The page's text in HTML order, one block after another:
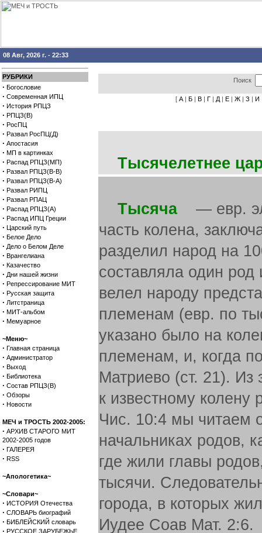
08 Авг, 2026 г. - 22:33
РУБРИКИ
· Богословие
· Современная ИПЦ
· История РПЦЗ
· РПЦЗ(В)
· РосПЦ
· Развал РосПЦ(Д)
· Апостасия
· МП в картинках
· Распад РПЦЗ(МП)
· Развал РПЦЗ(В-В)
· Развал РПЦЗ(В-А)
· Развал РИПЦ
· Развал РПАЦ
· Распад РПЦЗ(А)
· Распад ИПЦ Греции
· Царский путь
· Белое Дело
· Дело о Белом Деле
· Врангелиана
· Казачество
· Дни нашей жизни
· Репрессирование МИТ
· Русская защита
· Литстраница
· МИТ-альбом
· Мемуарное
~Меню~
· Главная страница
· Администратор
· Выход
· Библиотека
· Состав РПЦЗ(В)
· Обзоры
· Новости
МЕЧ и ТРОСТЬ 2002-2005:
· АРХИВ СТАРОГО МИТ
2002-2005 годов
· ГАЛЕРЕЯ
· RSS
~Апологетика~
~Словари~
· ИСТОРИЯ Отечества
· СЛОВАРЬ биографий
· БИБЛЕЙСКИЙ словарь
· РУССКОЕ ЗАРУБЕЖЬЕ
Поиск
[ А | Б | В | Г | Д | Е | Ж | З | И
Тысячелетнее
Тысяча— евр.
часть колена,
разделил народ на
составляла один
велел народу
племенам (евр. по
указано было на
племенам, и, когда
Матриево (ст. 21). Из
к известному
Чис. 10:4 мы читаем
начальниках родов,
где жили главы
тысячи.
города, в которых
Иудее Соав Мат. 2:6.